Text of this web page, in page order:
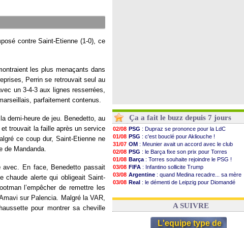
contre Saint-Etienne (1-0), ce
les plus menaçants dans
Perrin se retrouvait seul au
un 3-4-3 aux lignes resserrées,
parfaitement contenus.
demi-heure de jeu. Benedetto, au
trouvait la faille après un service
ce coup dur, Saint-Etienne ne
de Mandanda.
En face, Benedetto passait
chaude alerte qui obligeait Saint-
l’empêcher de remettre les
sur Palencia. Malgré la VAR,
pour montrer sa cheville
Ça a fait le buzz depuis 7 jours
02/08 PSG : Dupraz se prononce pour la LdC
01/08 PSG : c'est bouclé pour Akliouche !
31/07 OM : Meunier avait un accord avec le club
02/08 PSG : le Barça fixe son prix pour Torres
01/08 Barça : Torres souhaite rejoindre le PSG !
03/08 FIFA : Infantino sollicite Trump
03/08 Argentine : quand Medina recadre... sa mère
03/08 Real : le démenti de Leipzig pour Diomandé
31/07 FIFA: le conseiller d'Infantino démissionne !
A SUIVRE
L'equipe type de